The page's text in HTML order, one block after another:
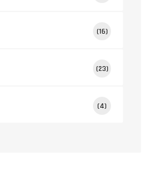
(16)
(23)
(4)